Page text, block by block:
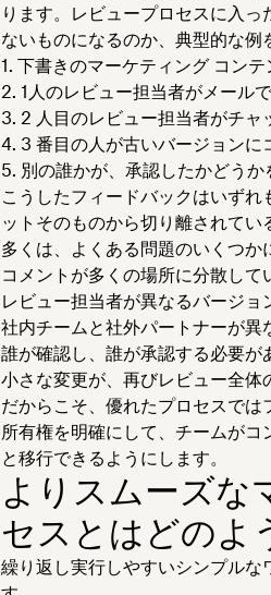
ります。レビュープロセスに入
ないものになるのか、典型的な例
下書きのマーケティング コンテ
1人のレビュー担当者がメールで
2 人目のレビュー担当者がチャ
3 番目の人が古いバージョンに
別の誰かが、承認したかどうか
こうしたフィードバックはいず
ットそのものから切り離されて
多くは、よくある問題のいくつか
コメントが多くの場所に分散して
レビュー担当者が異なるバージョ
社内チームと社外パートナーが異
誰が確認し、誰が承認する必要が
小さな変更が、再びレビュー全体
だからこそ、優れたプロセスでは
所有権を明確にして、チームが
と移行できるようにします。
よりスムーズな
セスとはどのよ
繰り返し実行しやすいシンプル